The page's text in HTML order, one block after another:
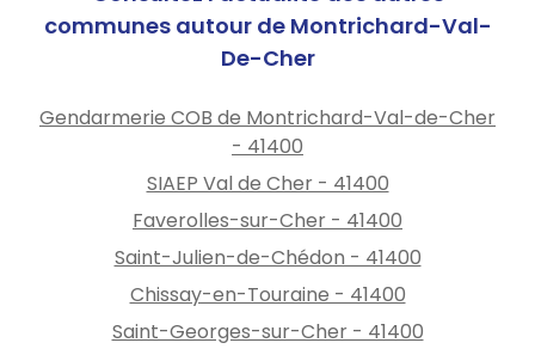
préfecture en cliquant sur le
lien suivant : https://www.loir-
cher.gouv.fr/Actualite/IRO-3-
Niveau-d-indice-de-risque-
de-feux-de-foret-et-d-
espaces-naturels?
fbclid=IwY2xjawSzMdhleHRuA2
FlbQIxMABicmlkETF5OFR4UFBL
WQQMjIyMDM5MTc4ODIwMD
g5MgABHnolA6M2-
communes autour de Montrichard-Val-
De-Cher
Gendarmerie COB de Montrichard-Val-de-Cher
- 41400
SIAEP Val de Cher - 41400
Faverolles-sur-Cher - 41400
Saint-Julien-de-Chédon - 41400
Chissay-en-Touraine - 41400
Saint-Georges-sur-Cher - 41400